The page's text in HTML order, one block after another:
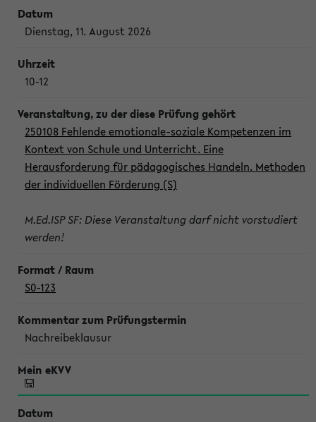
Dienstag, 11. August 2026
10-12
250108 Fehlende emotionale-soziale Kompetenzen im
Kontext von Schule und Unterricht. Eine
Herausforderung für pädagogisches Handeln. Methoden
der individuellen Förderung (S)
M.Ed.ISP SF: Diese Veranstaltung darf nicht vorstudiert
werden!
S0-123
Nachreibeklausur